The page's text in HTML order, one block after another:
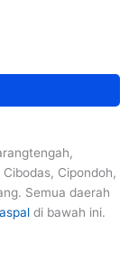
Cipondoh,
Semua daerah
di bawah ini.